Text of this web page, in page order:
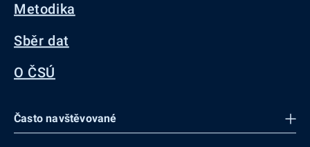
Metodika
Sběr dat
O ČSÚ
Často navštěvované